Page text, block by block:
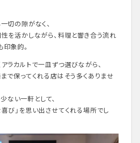
切の隙がなく、
を活かしながら、料理と響き合う流れ
象的。
ラカルトで一皿ずつ選びながら、
で保ってくれる店はそう多くありませ
ない一軒として、
び」を思い出させてくれる場所でし